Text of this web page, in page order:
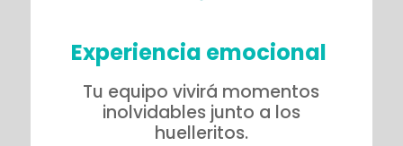
Experiencia emocional
Tu equipo vivirá momentos
inolvidables junto a los
huelleritos.